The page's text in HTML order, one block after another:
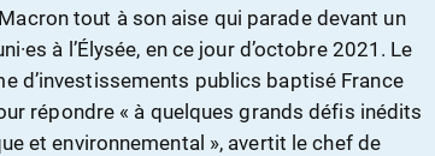
tout à son aise qui parade devant un
à l’Élysée, en ce jour d’octobre 2021. Le
d’investissements publics baptisé France
répondre « à quelques grands défis inédits
et environnemental », avertit le chef de